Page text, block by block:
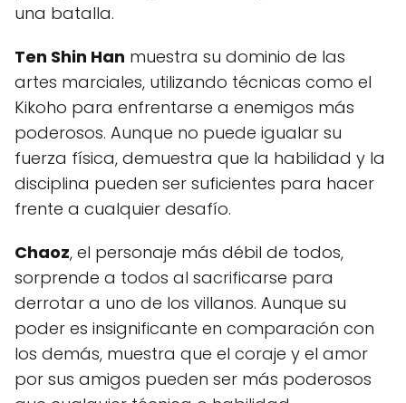
una batalla.
Ten Shin Han muestra su dominio de las
artes marciales, utilizando técnicas como el
Kikoho para enfrentarse a enemigos más
poderosos. Aunque no puede igualar su
fuerza física, demuestra que la habilidad y la
disciplina pueden ser suficientes para hacer
frente a cualquier desafío.
Chaoz, el personaje más débil de todos,
sorprende a todos al sacrificarse para
derrotar a uno de los villanos. Aunque su
poder es insignificante en comparación con
los demás, muestra que el coraje y el amor
por sus amigos pueden ser más poderosos